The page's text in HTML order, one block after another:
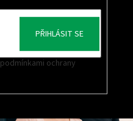
podmínkami ochrany
PŘIHLÁSIT SE